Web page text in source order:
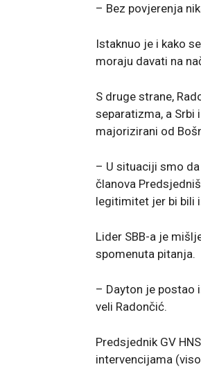
– Bez povjerenja
Istaknuo je i kako
moraju davati na
S druge strane,
separatizma, a
majorizirani od
– U situaciji smo
članova
legitimitet jer bi bili
Lider SBB-a je
spomenuta pitanja.
– Dayton je postao
veli Radončić.
Predsjednik GV
intervencijama